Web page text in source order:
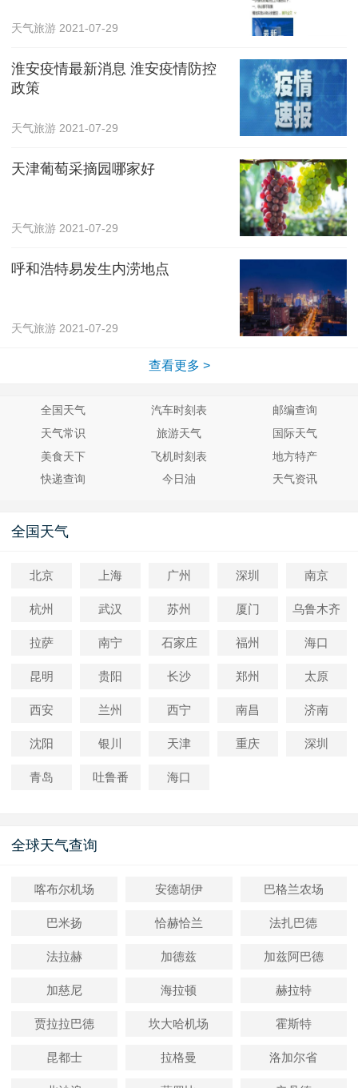
天气旅游 2021-07-29
淮安疫情最新消息 淮安疫情防控
政策
天气旅游 2021-07-29
天津葡萄采摘园哪家好
天气旅游 2021-07-29
呼和浩特易发生内涝地点
天气旅游 2021-07-29
查看更多 >
全国天气 汽车时刻表
邮编查询
天气常识
旅游天气
国际天气
美食天下
飞机时刻表
地方特产
快递查询
今日油 天气资讯
全国天气
北京 上海 广州 深圳 南京
杭州 武汉 苏州 厦门 乌鲁木齐
拉萨 南宁 石家庄 福州 海口
昆明 贵阳 长沙 郑州 太原
西安 兰州 西宁 南昌 济南
沈阳 银川 天津 重庆 深圳
青岛 吐鲁番 海口
全球天气查询
喀布尔机场 安德胡伊 巴格兰农场
巴米扬 恰赫恰兰 法扎巴德
法拉赫 加德兹 加兹阿巴德
加慈尼 海拉顿 赫拉特
贾拉拉巴德 坎大哈机场 霍斯特
昆都士 拉格曼 洛加尔省